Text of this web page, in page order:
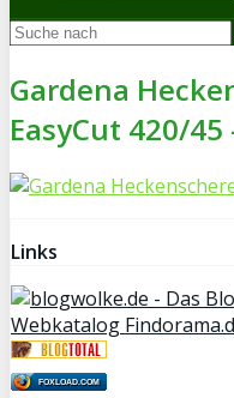
Gardena
EasyCut 420/45
Links
Webkatalog
FOXLOAD.COM